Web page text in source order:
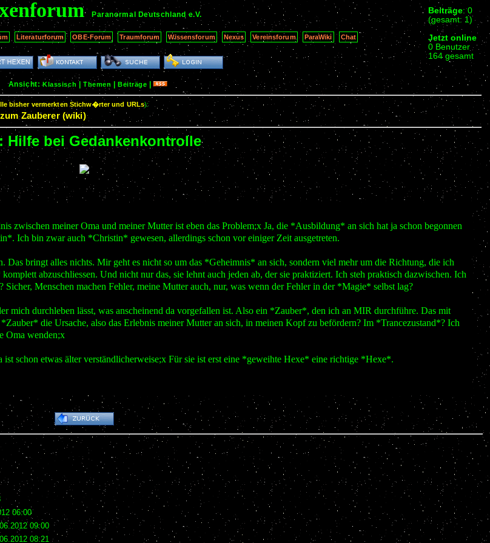
Beiträge: 0
(gesamt: 1)
Jetzt online
0 Benutzer
164 gesamt
Paranormal Deutschland e.V.
Literaturforum OBE-Forum Traumforum Wissensforum Nexus Vereinsforum ParaWiki Chat
Ansicht:Klassisch Themen |Beiträge |
bisher vermerkten Stichw�rter und URLs):
Zauberer (wiki)
Hilfe bei Gedankenkontrolle
zwischen meiner Oma und meiner Mutter ist eben das Problem;x Ja, die *Ausbildung* an sich hat ja schon begonnen
Ich bin zwar auch *Christin* gewesen, allerdings schon vor einiger Zeit ausgetreten.
Das bringt alles nichts. Mir geht es nicht so um das *Geheimnis* an sich, sondern viel mehr um die Richtung, die ich
abzuschliessen. Und nicht nur das, sie lehnt auch jeden ab, der sie praktiziert. Ich steh praktisch dazwischen. Ich
Menschen machen Fehler, meine Mutter auch, nur, was wenn der Fehler in der *Magie* selbst lag?
mich durchleben lässt, was anscheinend da vorgefallen ist. Also ein *Zauber*, den ich an MIR durchführe. Das mit
die Ursache, also das Erlebnis meiner Mutter an sich, in meinen Kopf zu befördern? Im *Trancezustand*? Ich
Oma wenden;x
schon etwas älter verständlicherweise;x Für sie ist erst eine *geweihte Hexe* eine richtige *Hexe*.
06:00
09:00
08:21